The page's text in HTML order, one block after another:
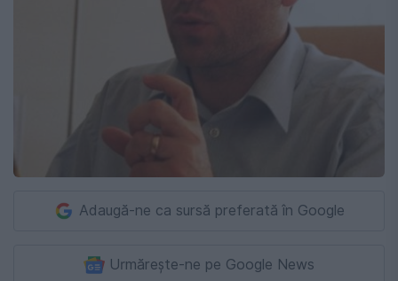
Adaugă-ne ca sursă preferată în Google
Urmărește-ne pe Google News